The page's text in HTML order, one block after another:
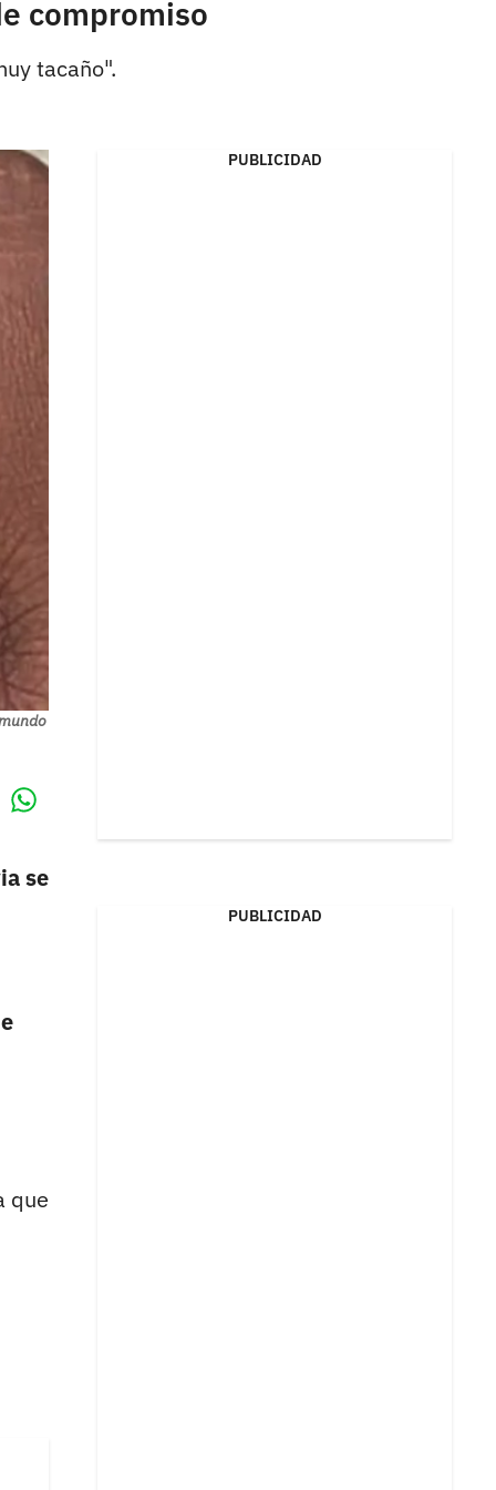
compromiso
tacaño".
se
que
PUBLICIDAD
PUBLICIDAD